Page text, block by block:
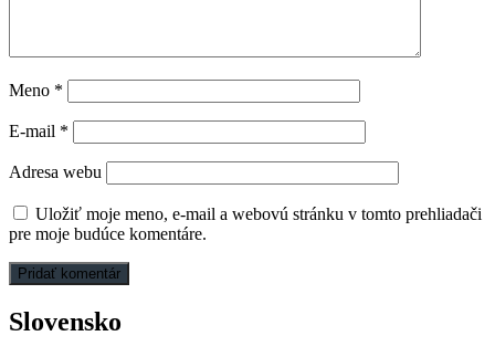
Meno *
E-mail *
Adresa webu
Uložiť moje meno, e-mail a webovú stránku v tomto prehliadači
pre moje budúce komentáre.
Slovensko